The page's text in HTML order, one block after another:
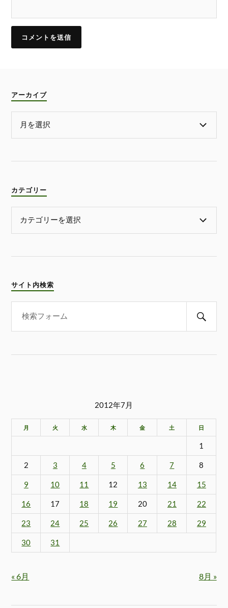
アーカイブ
カテゴリー
サイト内検索
2012年7月
月 火 水 木 金 土 日
1
2 3 4 5 6 7 8
9 10 11 12 13 14 15
16 17 18 19 20 21 22
23 24 25 26 27 28 29
30 31
« 6月 8月 »